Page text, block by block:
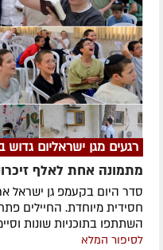
רגעים מגן ישראליום גדוש
מתמונה אחת לאלף
סדר היום בקעמפ גן ישראל
חסידית מיוחדת. החיילים
השתתפו בתוכניות שונות
לסיפור המלא